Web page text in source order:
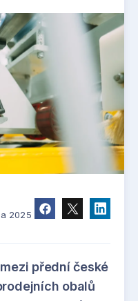
2025
přední české
obalů